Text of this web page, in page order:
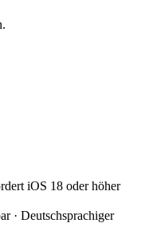
iOS 18 oder höher
· Deutschsprachiger